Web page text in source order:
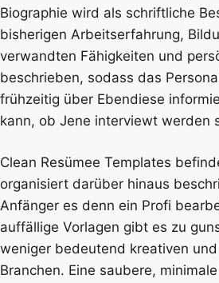
Biographie wird als schriftliche
bisherigen Arbeitserfahrung,
verwandten Fähigkeiten und
beschrieben, sodass das
frühzeitig über Ebendiese
kann, ob Jene interviewt werden
Clean Resümee Templates
organisiert darüber hinaus
Anfänger es denn ein Profi
auffällige Vorlagen gibt es zu
weniger bedeutend kreativen
Branchen. Eine saubere,